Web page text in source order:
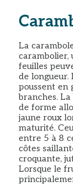
La
feuilles
de
poussent en
branches.
de forme
jaune roux
maturité.
entre 5 à 8
côtes
croquante,
Lorsque le